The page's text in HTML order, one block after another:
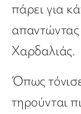
πάρει για
απαντώντας
Χαρδαλιάς.
Όπως
τηρούνται